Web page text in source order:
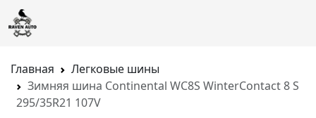
Главная
Легковые шины
Зимняя шина Continental WC8S WinterContact 8 S
295/35R21 107V